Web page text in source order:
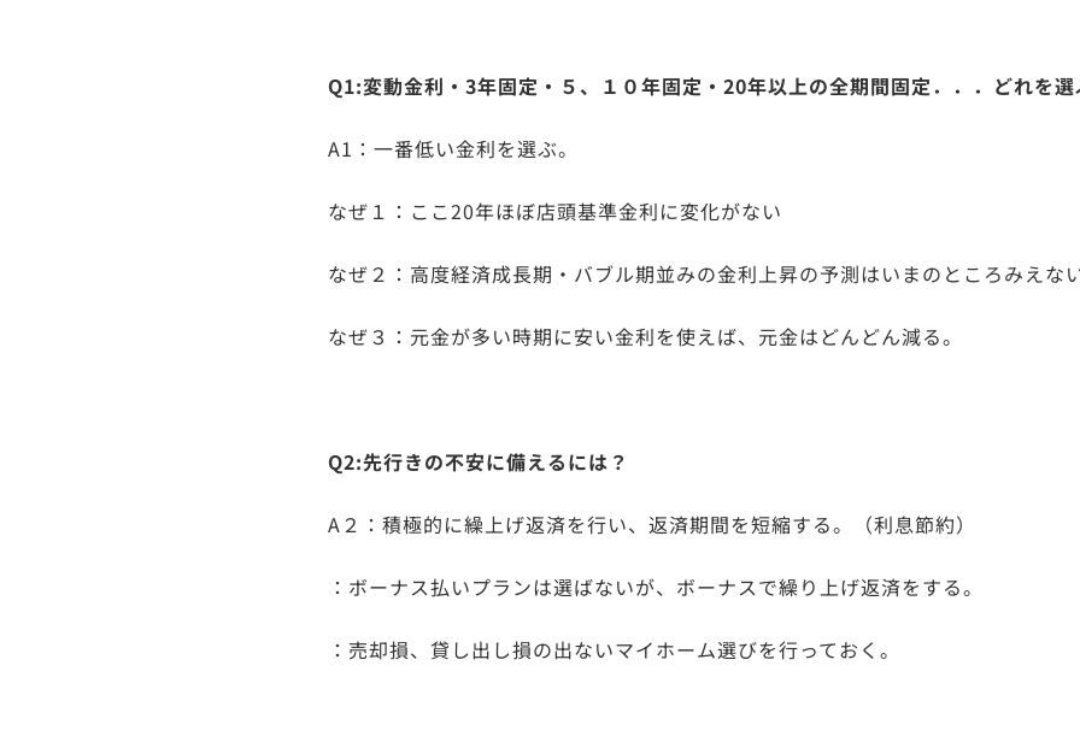
Q1:変動金利・3年固定・５、１０年固定・20年以上の全期間固定．．．どれを選
A1：一番低い金利を選ぶ。
なぜ１：ここ20年ほぼ店頭基準金利に変化がない
なぜ２：高度経済成長期・バブル期並みの金利上昇の予測はいまのところみえない
なぜ３：元金が多い時期に安い金利を使えば、元金はどんどん減る。
Q2:先行きの不安に備えるには？
A２：積極的に繰上げ返済を行い、返済期間を短縮する。（利息節約）
：ボーナス払いプランは選ばないが、ボーナスで繰り上げ返済をする。
：売却損、貸し出し損の出ないマイホーム選びを行っておく。